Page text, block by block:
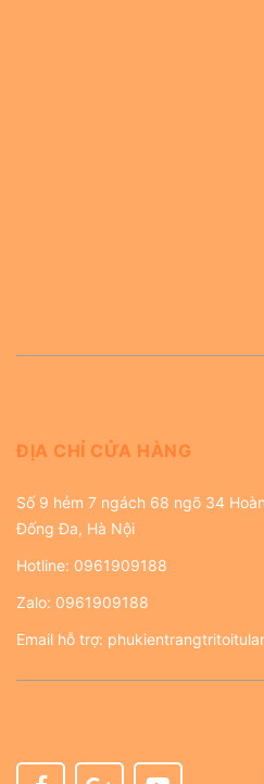
ĐỊA CHỈ CỬA HÀNG
Số 9 hẻm 7 ngách 68 ngõ 34
Đống Đa, Hà Nội
Hotline: 0961909188
Zalo: 0961909188
Email hỗ trợ: